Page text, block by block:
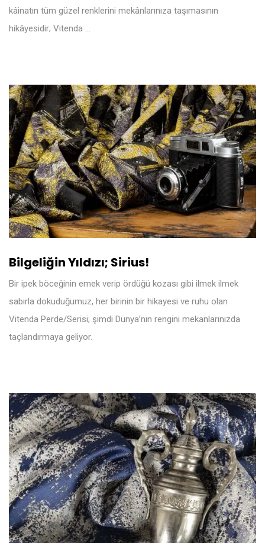
kâinatın tüm güzel renklerini mekânlarınıza taşımasının
hikâyesidir; Vitenda …
Bilgeliğin Yıldızı; Sirius!
Bir ipek böceğinin emek verip ördüğü kozası gibi ilmek ilmek
sabırla dokuduğumuz, her birinin bir hikayesi ve ruhu olan
Vitenda Perde/Serisi; şimdi Dünya’nın rengini mekanlarınızda
taçlandırmaya geliyor.